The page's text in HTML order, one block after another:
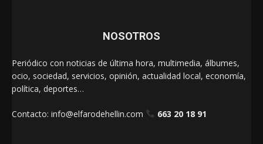
NOSOTROS
Periódico con noticias de última hora, multimedia, álbumes,
ocio, sociedad, servicios, opinión, actualidad local, economía,
política, deportes…
Contacto: info@elfarodehellin.com 663 20 18 91